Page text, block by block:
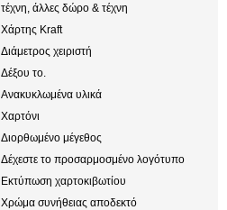
τέχνη, άλλες δώρο & τέχνη
Χάρτης Kraft
Διάμετρος χειριστή
Δέξου το.
Ανακυκλωμένα υλικά
Χαρτόνι
Διορθωμένο μέγεθος
Δέχεστε το προσαρμοσμένο λογότυπο
Εκτύπωση χαρτοκιβωτίου
Χρώμα συνήθειας αποδεκτό